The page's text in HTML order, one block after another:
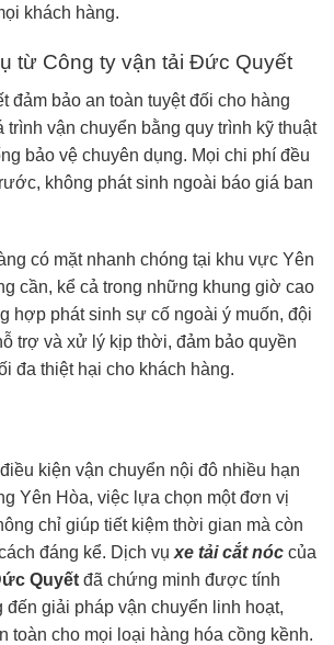
khách hàng.
từ Công ty vận tải Đức Quyết
đảm bảo an toàn tuyệt đối cho hàng
trình vận chuyển bằng quy trình kỹ thuật
bảo vệ chuyên dụng. Mọi chi phí đều
không phát sinh ngoài báo giá ban
có mặt nhanh chóng tại khu vực Yên
cần, kể cả trong những khung giờ cao
hợp phát sinh sự cố ngoài ý muốn, đội
trợ và xử lý kịp thời, đảm bảo quyền
đa thiệt hại cho khách hàng.
kiện vận chuyển nội đô nhiều hạn
Yên Hòa, việc lựa chọn một đơn vị
chỉ giúp tiết kiệm thời gian mà còn
đáng kể. Dịch vụ xe tải cắt nóc của
Quyết đã chứng minh được tính
đến giải pháp vận chuyển linh hoạt,
toàn cho mọi loại hàng hóa cồng kềnh.